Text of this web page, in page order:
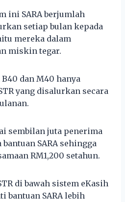
ini SARA berjumlah
setiap bulan kepada
mereka dalam
miskin tegar.
dan M40 hanya
yang disalurkan secara
sembilan juta penerima
SARA sehingga
RM1,200 setahun.
di bawah sistem eKasih
bantuan SARA lebih